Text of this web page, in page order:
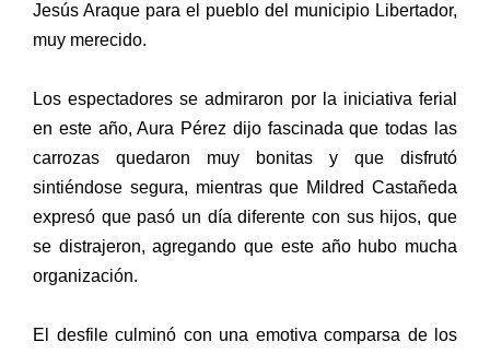
Jesús Araque para el pueblo del municipio Libertador,
muy merecido.
Los espectadores se admiraron por la iniciativa ferial
en este año, Aura Pérez dijo fascinada que todas las
carrozas quedaron muy bonitas y que disfrutó
sintiéndose segura, mientras que Mildred Castañeda
expresó que pasó un día diferente con sus hijos, que
se distrajeron, agregando que este año hubo mucha
organización.
El desfile culminó con una emotiva comparsa de los